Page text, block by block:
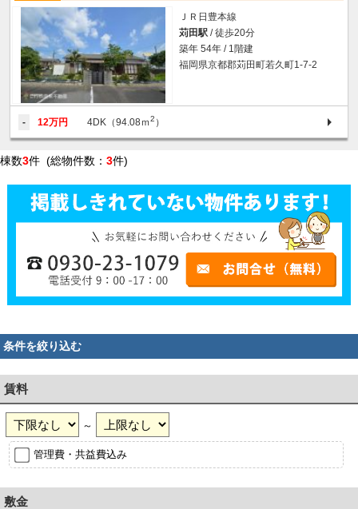
ＪＲ日豊本線
苅田駅 / 徒歩20分
築年 54年 / 1階建
福岡県京都郡苅田町若久町1-7-2
- 12万円 4DK（94.08ｍ2 ）
棟数3件 (総物件数： 3件)
条件を絞り込む
賃料
～
管理費・共益費込み
敷金